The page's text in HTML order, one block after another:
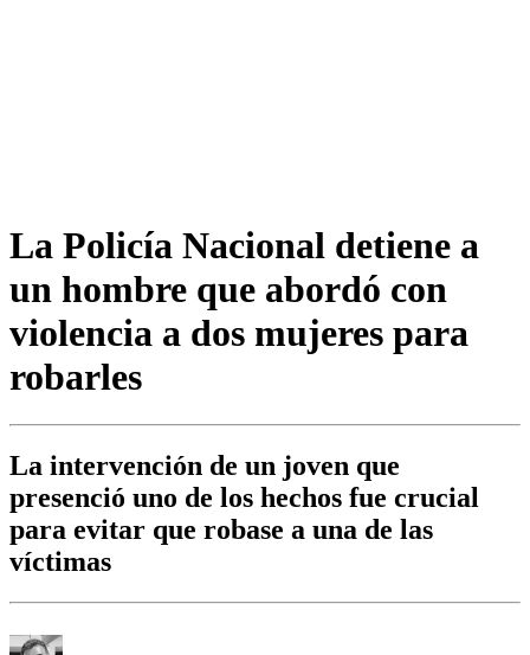
La Policía Nacional detiene a
un hombre que abordó con
violencia a dos mujeres para
robarles
La intervención de un joven que
presenció uno de los hechos fue crucial
para evitar que robase a una de las
víctimas